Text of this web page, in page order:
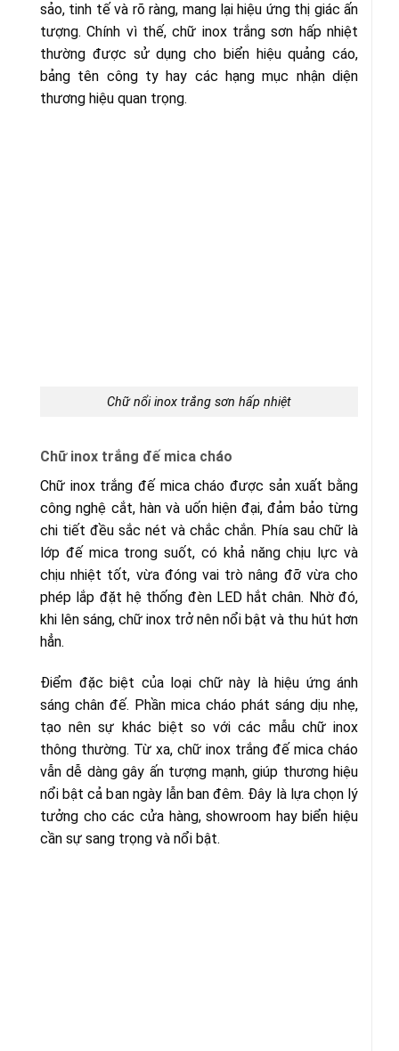
sảo, tinh tế và rõ ràng, mang lại hiệu ứng thị giác ấn
tượng. Chính vì thế, chữ inox trắng sơn hấp nhiệt
thường được sử dụng cho biển hiệu quảng cáo,
bảng tên công ty hay các hạng mục nhận diện
thương hiệu quan trọng.
Chữ nổi inox trắng sơn hấp nhiệt
Chữ inox trắng đế mica cháo
Chữ inox trắng đế mica cháo được sản xuất bằng
công nghệ cắt, hàn và uốn hiện đại, đảm bảo từng
chi tiết đều sắc nét và chắc chắn. Phía sau chữ là
lớp đế mica trong suốt, có khả năng chịu lực và
chịu nhiệt tốt, vừa đóng vai trò nâng đỡ vừa cho
phép lắp đặt hệ thống đèn LED hắt chân. Nhờ đó,
khi lên sáng, chữ inox trở nên nổi bật và thu hút hơn
hẳn.
Điểm đặc biệt của loại chữ này là hiệu ứng ánh
sáng chân đế. Phần mica cháo phát sáng dịu nhẹ,
tạo nên sự khác biệt so với các mẫu chữ inox
thông thường. Từ xa, chữ inox trắng đế mica cháo
vẫn dễ dàng gây ấn tượng mạnh, giúp thương hiệu
nổi bật cả ban ngày lẫn ban đêm. Đây là lựa chọn lý
tưởng cho các cửa hàng, showroom hay biển hiệu
cần sự sang trọng và nổi bật.